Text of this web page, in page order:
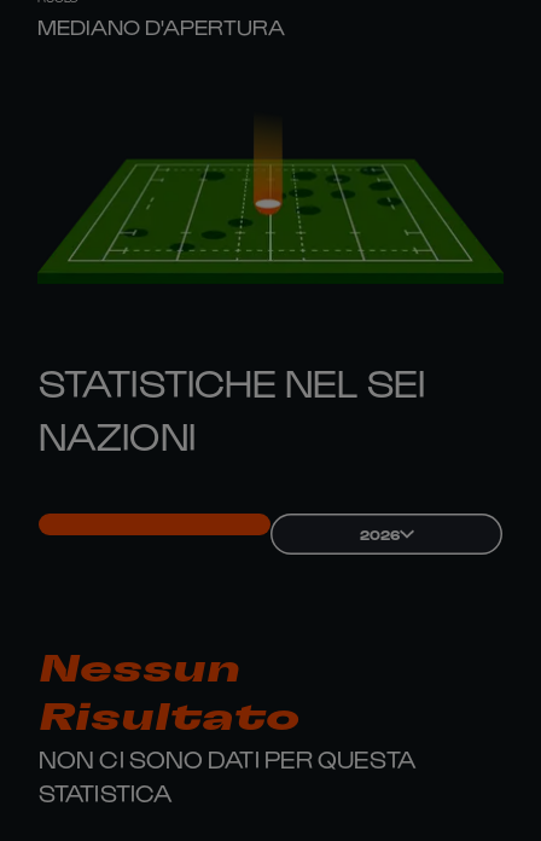
MEDIANO D'APERTURA
STATISTICHE NEL SEI
NAZIONI
2026
Nessun
Risultato
NON CI SONO DATI PER QUESTA
STATISTICA